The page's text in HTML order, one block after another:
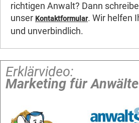
richtigen Anwalt? Dann
unser Kontaktformular. Wir helfen
und unverbindlich.
Erklärvideo:
Marketing für Anwälte